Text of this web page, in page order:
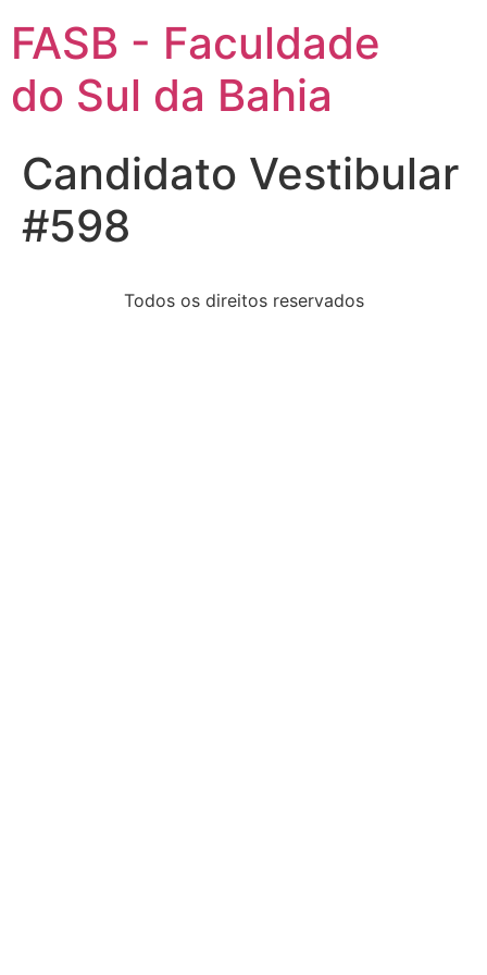
FASB - Faculdade
do Sul da Bahia
Candidato Vestibular
#598
Todos os direitos reservados